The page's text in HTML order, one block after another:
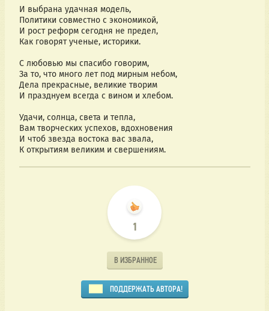
И выбрана удачная модель,
Политики совместно с экономикой,
И рост реформ сегодня не предел,
Как говорят ученые, историки.
С любовью мы спасибо говорим,
За то, что много лет под мирным небом,
Дела прекрасные, великие творим
И празднуем всегда с вином и хлебом.
Удачи, солнца, света и тепла,
Вам творческих успехов, вдохновения
И чтоб звезда востока вас звала,
К открытиям великим и свершениям.
1
В ИЗБРАННОЕ
ПОДДЕРЖАТЬ АВТОРА!